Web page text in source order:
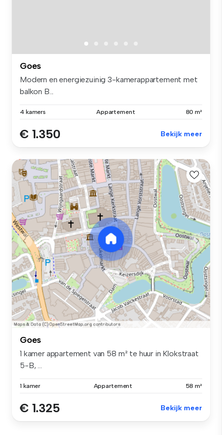
Goes
Modern en energiezuinig 3-kamerappartement met
balkon B...
4 kamers Appartement 80 m²
€ 1.350 Bekijk meer
Goes
1 kamer appartement van 58 m² te huur in Klokstraat
5-B, ...
1 kamer Appartement 58 m²
€ 1.325 Bekijk meer